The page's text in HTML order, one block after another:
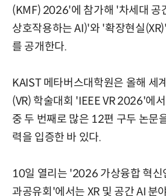
(KMF) 2026'에 참가해 '차세대 공
상호작용하는 AI)'와 '확장현실
를 공개한다.
KAIST 메타버스대학원은 올해 세
(VR) 학술대회 'IEEE VR 2026'에
중 두 번째로 많은 12편 구두 논문
력을 입증한 바 있다.
10일 열리는 '2026 가상융합 혁신
과공유회'에서는 XR 및 공간 AI 분